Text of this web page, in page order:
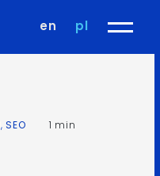
en pl
,SEO 1 min